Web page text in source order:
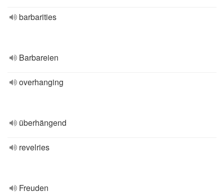
barbarities
Barbareien
overhanging
überhängend
revelries
Freuden